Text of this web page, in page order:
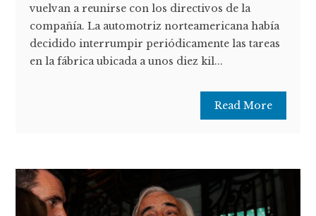
vuelvan a reunirse con los directivos de la
compañía. La automotriz norteamericana había
decidido interrumpir periódicamente las tareas
en la fábrica ubicada a unos diez kil...
Read More